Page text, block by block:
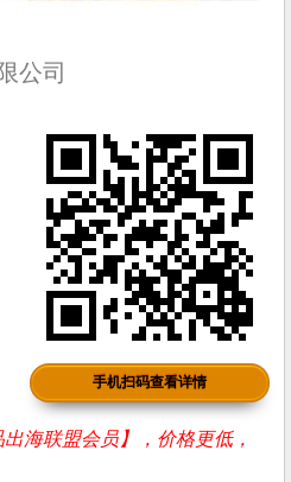
公司
手机扫码查看详情
海联盟会员】，价格更低，